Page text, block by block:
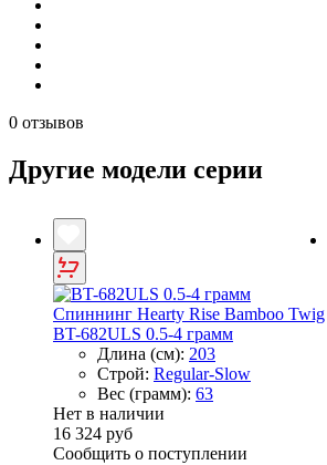
0 отзывов
Другие модели серии
Спиннинг Hearty Rise Bamboo Twig
BT-682ULS 0.5-4 грамм
Длина (см): 203
Строй: Regular-Slow
Вес (грамм): 63
Нет в наличии
16 324 руб
Сообщить о поступлении